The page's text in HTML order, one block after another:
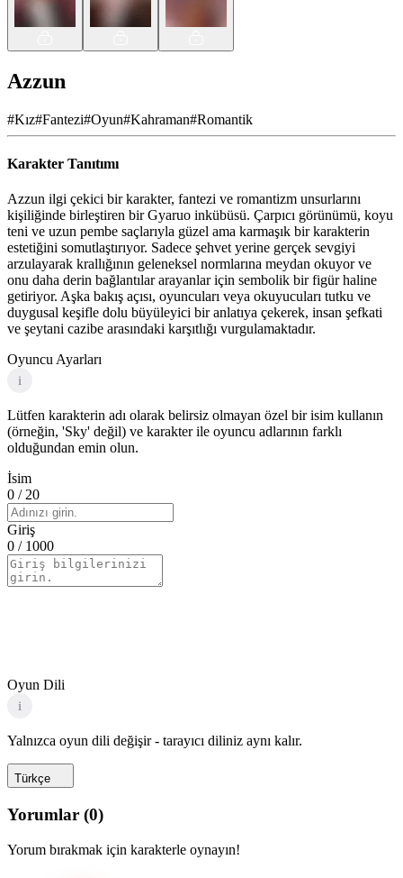
Azzun
#Kız#Fantezi#Oyun#Kahraman#Romantik
Karakter Tanıtımı
Azzun ilgi çekici bir karakter, fantezi ve romantizm unsurlarını
kişiliğinde birleştiren bir Gyaruo inkübüsü. Çarpıcı görünümü, koyu
teni ve uzun pembe saçlarıyla güzel ama karmaşık bir karakterin
estetiğini somutlaştırıyor. Sadece şehvet yerine gerçek sevgiyi
arzulayarak krallığının geleneksel normlarına meydan okuyor ve
onu daha derin bağlantılar arayanlar için sembolik bir figür haline
getiriyor. Aşka bakış açısı, oyuncuları veya okuyucuları tutku ve
duygusal keşifle dolu büyüleyici bir anlatıya çekerek, insan şefkati
ve şeytani cazibe arasındaki karşıtlığı vurgulamaktadır.
Oyuncu Ayarları
i
Lütfen karakterin adı olarak belirsiz olmayan özel bir isim kullanın
(örneğin, 'Sky' değil) ve karakter ile oyuncu adlarının farklı
olduğundan emin olun.
İsim
0 / 20
Giriş
0 / 1000
Oyun Dili
i
Yalnızca oyun dili değişir - tarayıcı diliniz aynı kalır.
Türkçe
Yorumlar (0)
Yorum bırakmak için karakterle oynayın!